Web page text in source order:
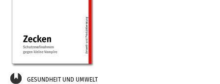
GESUNDHEIT UND UMWELT